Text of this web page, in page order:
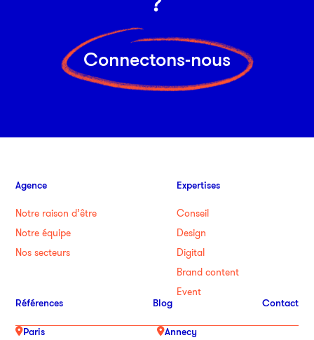
Connectons-nous
Agence
Notre raison d’être
Notre équipe
Nos secteurs
Expertises
Conseil
Design
Digital
Brand content
Event
Références Blog Contact
Paris Annecy